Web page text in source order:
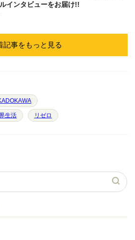
インタビューをお届け!!
記事をもっと見る
生活 リゼロ